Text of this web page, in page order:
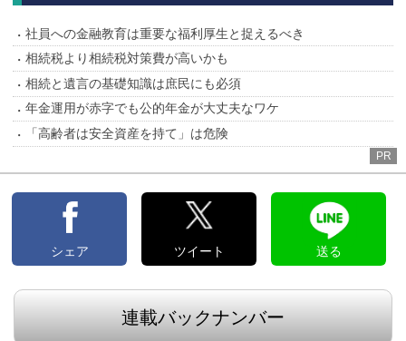
社員への金融教育は重要な福利厚生と捉えるべき
相続税より相続税対策費が高いかも
相続と遺言の基礎知識は庶民にも必須
年金運用が赤字でも公的年金が大丈夫なワケ
「高齢者は安全資産を持て」は危険
PR
シェア ツイート 送る
連載バックナンバー